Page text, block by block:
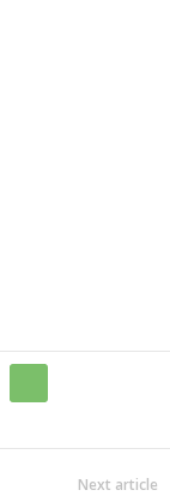
Next article